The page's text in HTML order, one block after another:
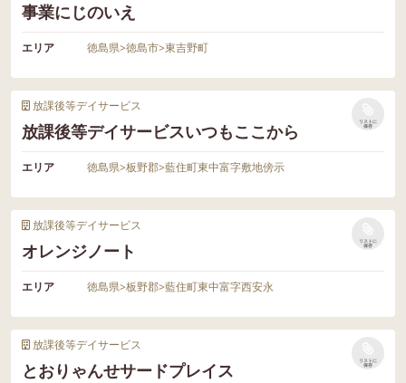
事業にじのいえ
エリア 徳島県>徳島市>東吉野町
放課後等デイサービス
放課後等デイサービスいつもここから
リストに
保存
エリア 徳島県>板野郡>藍住町東中富字敷地傍示
放課後等デイサービス
オレンジノート
リストに
保存
エリア 徳島県>板野郡>藍住町東中富字西安永
放課後等デイサービス
とおりゃんせサードプレイス
リストに
保存